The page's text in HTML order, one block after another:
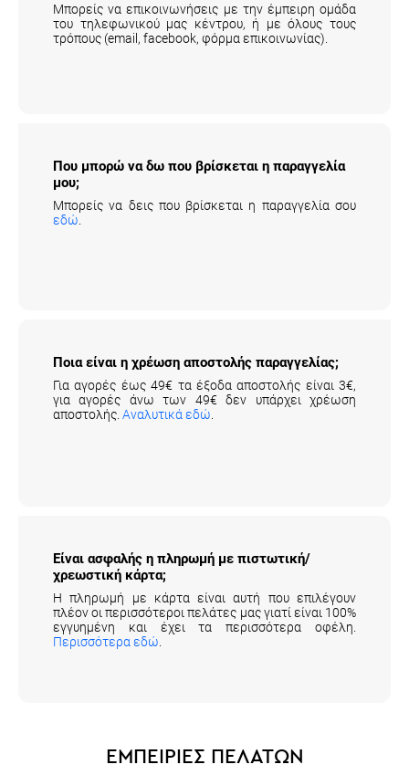
Μπορείς να επικοινωνήσεις με την έμπειρη ομάδα
του τηλεφωνικού μας κέντρου, ή με όλους τους
τρόπους (email, facebook, φόρμα επικοινωνίας).
Που μπορώ να δω που βρίσκεται η
παραγγελία μου;
Μπορείς να δεις που βρίσκεται η παραγγελία σου
εδώ
Ποια είναι η χρέωση αποστολής παραγγελίας;
Για αγορές έως 49€ τα έξοδα αποστολής είναι 3€,
για αγορές άνω των 49€ δεν υπάρχει χρέωση
αποστολής. Αναλυτικά εδώ
Είναι ασφαλής η πληρωμή με πιστωτική/
χρεωστική κάρτα;
Η πληρωμή με κάρτα είναι αυτή που επιλέγουν
πλέον οι περισσότεροι πελάτες μας γιατί είναι 100%
εγγυημένη και έχει τα περισσότερα οφέλη.
Περισσότερα εδώ
ΕΜΠΕΙΡΙΕΣ ΠΕΛΑΤΩΝ